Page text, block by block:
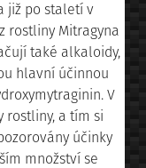
již po staletí v
rostliny Mitragyna
také alkaloidy,
hlavní účinnou
V
rostliny, a tím si
účinky
množství se